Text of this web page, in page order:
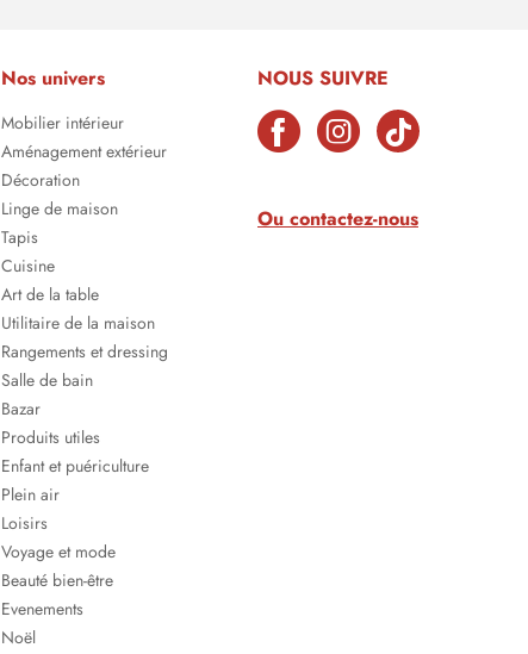
Nos univers
Mobilier intérieur
Aménagement extérieur
Décoration
Linge de maison
Tapis
Cuisine
Art de la table
Utilitaire de la maison
Rangements et dressing
Salle de bain
Bazar
Produits utiles
Enfant et puériculture
Plein air
Loisirs
Voyage et mode
Beauté bien-être
Evenements
Noël
NOUS SUIVRE
Ou contactez-nous